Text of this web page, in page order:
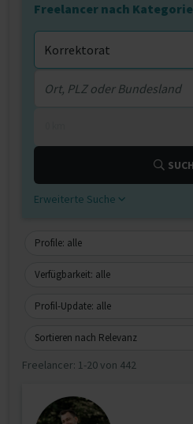
Freelancer nach
Erweiterte Suche
Profile: alle
Verfügbarkeit: alle
Profil-Update: alle
Sortieren nach Relevanz
Freelancer: 1-20 von 442